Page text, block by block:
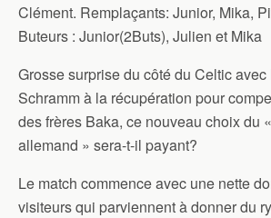
Clément. Remplaçants: Junior, Mika,
Buteurs : Junior(2Buts), Julien et Mika
Grosse surprise du côté du Celtic
Schramm à la récupération pour
des frères Baka, ce nouveau choix du
allemand » sera-t-il payant?
Le match commence avec une nette
visiteurs qui parviennent à donner du